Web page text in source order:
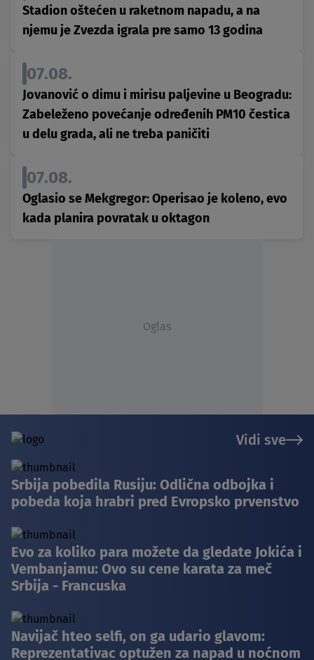
Stadion oštećen u raketnom napadu, a na
njemu je Zvezda igrala pre samo 13 godina
07.08.
Jovanović o dimu i mirisu paljevine u Beogradu:
Zabeleženo povećanje određenih PM10 čestica
u delu grada, ali ne treba paničiti
07.08.
Oglasio se Mekgregor: Operisao je koleno, evo
kada planira povratak u oktagon
Oglas
Vidi sve
Srbija pobedila Rusiju: Odlična odbojka i
pobeda koja hrabri pred Evropsko prvenstvo
Evo za koliko para možete da gledate Jokića i
Vembanjamu: Ovo su cene karata za meč
Srbija - Francuska
Navijač hteo selfi, on ga udario glavom:
Reprezentativac optužen za napad u noćnom